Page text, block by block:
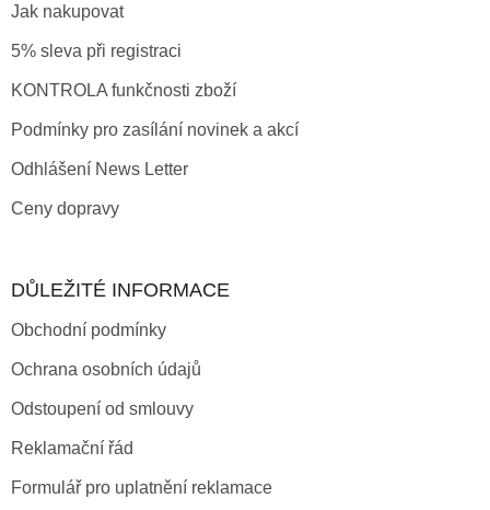
Jak nakupovat
5% sleva při registraci
KONTROLA funkčnosti zboží
Podmínky pro zasílání novinek a akcí
Odhlášení News Letter
Ceny dopravy
DŮLEŽITÉ INFORMACE
Obchodní podmínky
Ochrana osobních údajů
Odstoupení od smlouvy
Reklamační řád
Formulář pro uplatnění reklamace